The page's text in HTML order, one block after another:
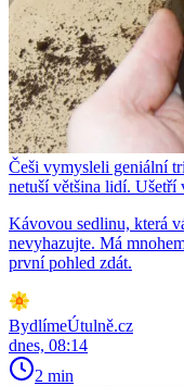
Češi vymysleli geniální
netuší většina lidí. Ušetří
Kávovou sedlinu, která
nevyhazujte. Má
první pohled zdát.
BydlímeÚtulně.cz
dnes, 08:14
2 min